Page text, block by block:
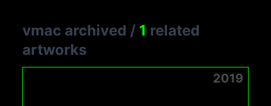
vmac archived / 1 related
artworks
2019